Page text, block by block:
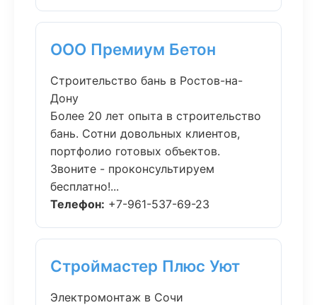
ООО Премиум Бетон
Строительство бань в Ростов-на-
Дону
Более 20 лет опыта в строительство
бань. Сотни довольных клиентов,
портфолио готовых объектов.
Звоните - проконсультируем
бесплатно!...
Телефон: +7-961-537-69-23
Строймастер Плюс Уют
Электромонтаж в Сочи